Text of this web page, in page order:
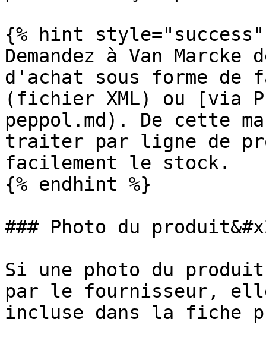
{% hint style="success"
Demandez à Van
d'achat sous forme de
(fichier XML) ou [via
peppol.md). De cette
traiter par ligne de
facilement le stock.
{% endhint %}
### Photo du
Si une photo du
par le fournisseur, elle
incluse dans la fiche